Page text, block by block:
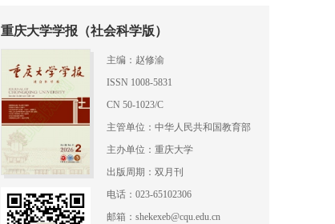
重庆大学学报（社会科学版）
主编：赵修渝
ISSN 1008-5831
CN 50-1023/C
主管单位：中华人民共和国教育部
主办单位：重庆大学
出版周期：双月刊
电话：023-65102306
邮箱：shekexeb@cqu.edu.cn